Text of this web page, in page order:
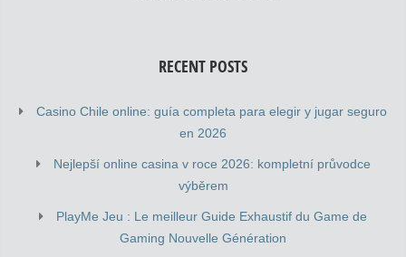
RECENT POSTS
Casino Chile online: guía completa para elegir y jugar seguro
en 2026
Nejlepší online casina v roce 2026: kompletní průvodce
výběrem
PlayMe Jeu : Le meilleur Guide Exhaustif du Game de
Gaming Nouvelle Génération